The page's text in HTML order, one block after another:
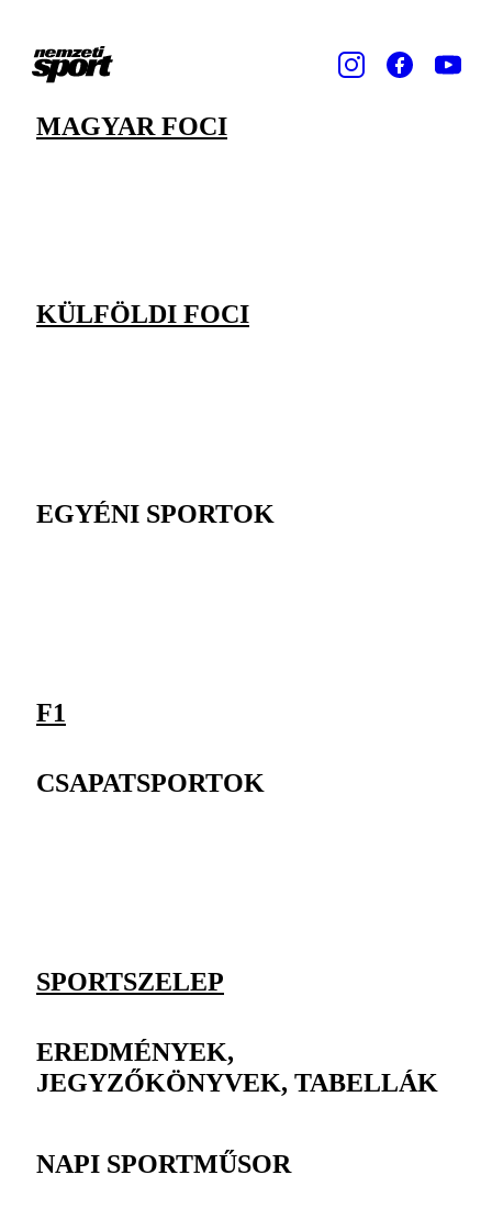
MAGYAR FOCI
KÜLFÖLDI FOCI
EGYÉNI SPORTOK
F1
CSAPATSPORTOK
SPORTSZELEP
EREDMÉNYEK,
JEGYZŐKÖNYVEK, TABELLÁK
NAPI SPORTMŰSOR